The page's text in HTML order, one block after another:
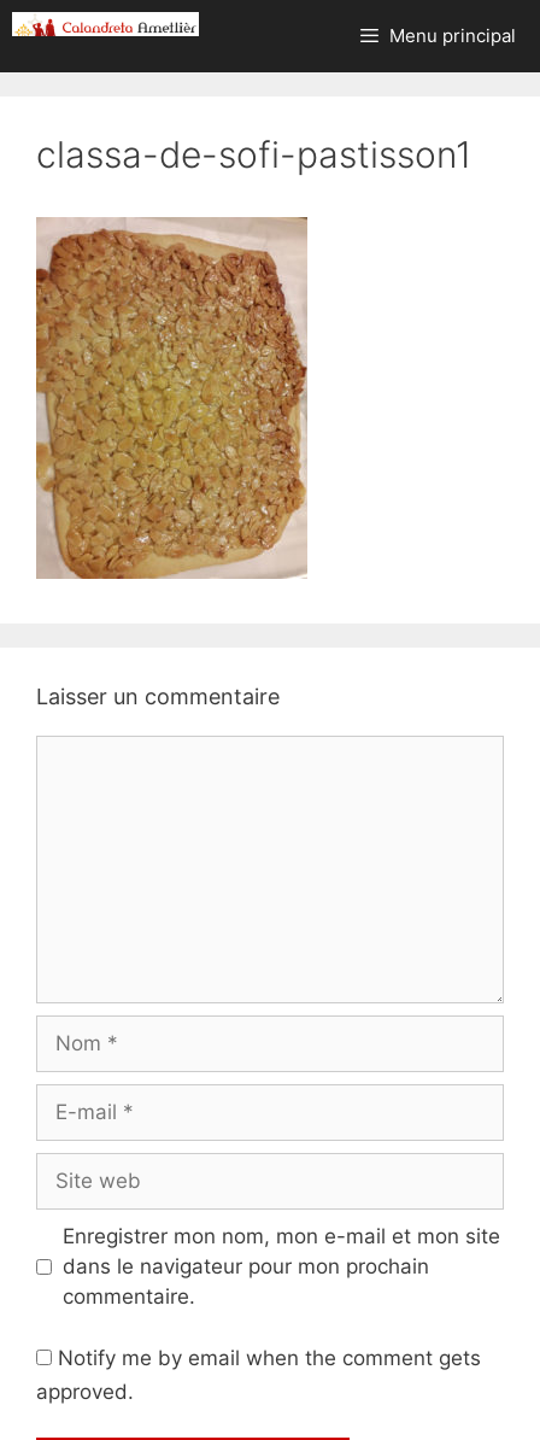
Aller
au
contenu
Menu principal
classa-de-sofi-pastisson1
Laisser un commentaire
Nom
Site
web
Enregistrer mon nom, mon e-mail et mon site
dans le navigateur pour mon prochain
commentaire.
Notify me by email when the comment gets
approved.